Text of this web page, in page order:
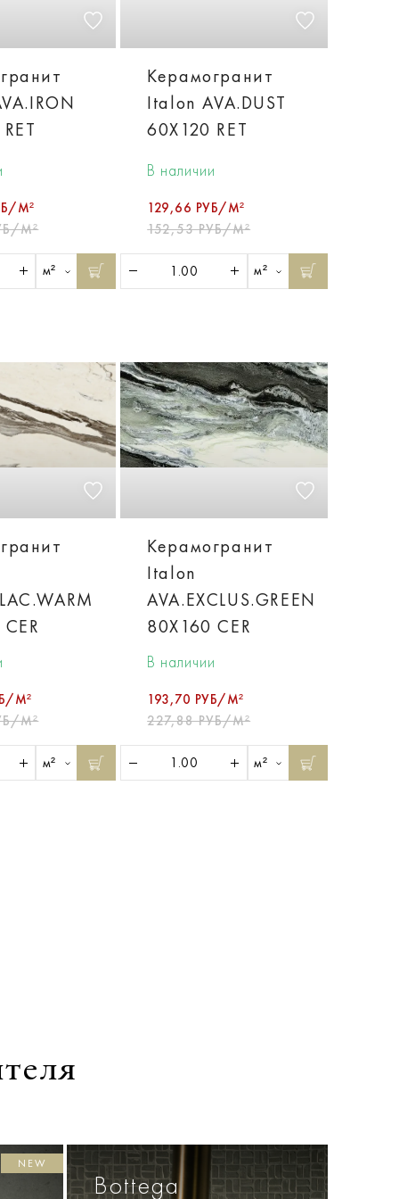
М²
М²
м²
Керамогранит
Italon AVA.DUST
60X120 RET
В наличии
129,66 РУБ/М²
152,53 РУБ/М²
м²
М²
М²
м²
Керамогранит
Italon
AVA.EXCLUS.GREEN
80X160 CER
В наличии
193,70 РУБ/М²
227,88 РУБ/М²
м²
NEW
Bottega